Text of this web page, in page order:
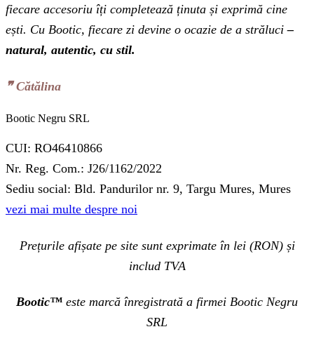
fiecare accesoriu îți completează ținuta și exprimă cine
ești. Cu Bootic, fiecare zi devine o ocazie de a străluci –
natural, autentic, cu stil.
❞‬ Cătălina
Bootic Negru SRL
CUI: RO46410866
Nr. Reg. Com.: J26/1162/2022
Sediu social: Bld. Pandurilor nr. 9, Targu Mures, Mures
vezi mai multe despre noi
Prețurile afișate pe site sunt exprimate în lei (RON) și
includ TVA
Bootic™ este marcă înregistrată a firmei Bootic Negru
SRL